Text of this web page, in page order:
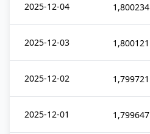
2025-12-04 1,800234
2025-12-03 1,800121
2025-12-02 1,799721
2025-12-01 1,799647